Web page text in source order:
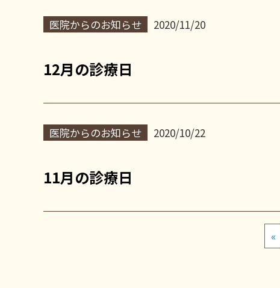
医院からのお知らせ 2020/11/20
12月の診療日
医院からのお知らせ 2020/10/22
11月の診療日
«